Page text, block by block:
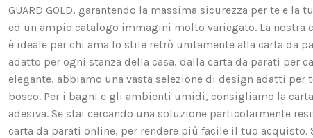
GUARD GOLD, garantendo la massima sicurezza per te e la
ed un ampio catalogo immagini molto variegato. La nostra
è ideale per chi ama lo stile retrò unitamente alla carta da
adatto per ogni stanza della casa, dalla carta da parati per
elegante, abbiamo una vasta selezione di design adatti
bosco. Per i bagni e gli ambienti umidi, consigliamo la
adesiva. Se stai cercando una soluzione particolarmente
carta da parati online, per rendere più facile il tuo